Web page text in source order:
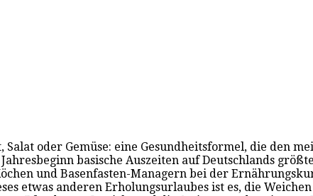
Salat oder Gemüse: eine Gesundheitsformel, die den
basische Auszeiten auf Deutschlands
und Basenfasten-Managern bei der
etwas anderen Erholungsurlaubes ist es, die